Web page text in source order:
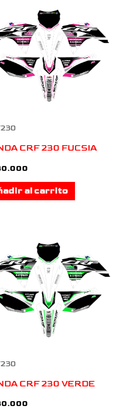
CRF 230 FUCSIA
al carrito
CRF 230 VERDE